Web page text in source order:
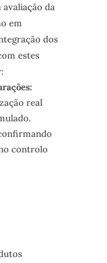
da
em
dos
estes
real
controlo